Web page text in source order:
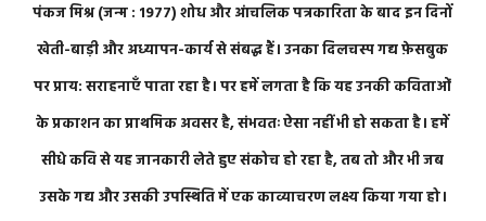
पंकज मिश्र (जन्म : 1977) शोध और आंचलिक पत्रकारिता के बाद इन दिनों
खेती-बाड़ी और अध्यापन-कार्य से संबद्ध हैं। उनका दिलचस्प गद्य फ़ेसबुक
पर प्राय: सराहनाएँ पाता रहा है। पर हमें लगता है कि यह उनकी कविताओं
के प्रकाशन का प्राथमिक अवसर है, संभवतः ऐसा नहीं भी हो सकता है। हमें
सीधे कवि से यह जानकारी लेते हुए संकोच हो रहा है, तब तो और भी जब
उसके गद्य और उसकी उपस्थिति में एक काव्याचरण लक्ष्य किया गया हो।